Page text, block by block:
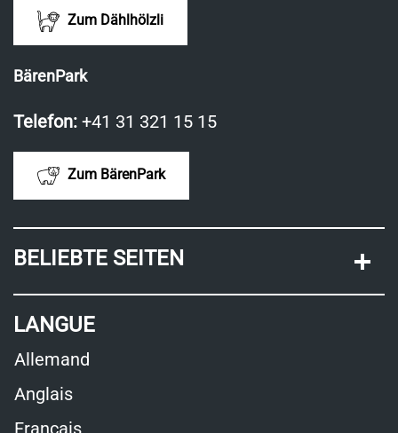
Zum Dählhölzli
BärenPark
Telefon: +41 31 321 15 15
Zum BärenPark
BELIEBTE SEITEN
LANGUE
Allemand
Anglais
Français